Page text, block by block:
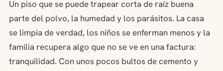
Un piso que se puede trapear corta de raíz buena
parte del polvo, la humedad y los parásitos. La casa
se limpia de verdad, los niños se enferman menos y la
familia recupera algo que no se ve en una factura:
tranquilidad. Con unos pocos bultos de cemento y